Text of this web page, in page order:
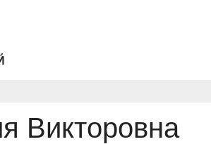
Викторовна